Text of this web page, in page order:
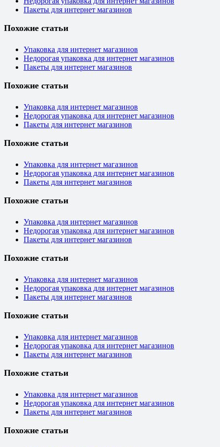
Пакеты для интернет магазинов
Похожие статьи
Упаковка для интернет магазинов
Недорогая упаковка для интернет магазинов
Пакеты для интернет магазинов
Похожие статьи
Упаковка для интернет магазинов
Недорогая упаковка для интернет магазинов
Пакеты для интернет магазинов
Похожие статьи
Упаковка для интернет магазинов
Недорогая упаковка для интернет магазинов
Пакеты для интернет магазинов
Похожие статьи
Упаковка для интернет магазинов
Недорогая упаковка для интернет магазинов
Пакеты для интернет магазинов
Похожие статьи
Упаковка для интернет магазинов
Недорогая упаковка для интернет магазинов
Пакеты для интернет магазинов
Похожие статьи
Упаковка для интернет магазинов
Недорогая упаковка для интернет магазинов
Пакеты для интернет магазинов
Похожие статьи
Упаковка для интернет магазинов
Недорогая упаковка для интернет магазинов
Пакеты для интернет магазинов
Похожие статьи